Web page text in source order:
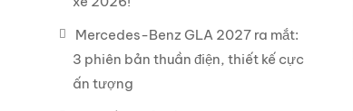
Mercedes-Benz GLA 2027 ra mắt:
3 phiên bản thuần điện, thiết kế cực
ấn tượng